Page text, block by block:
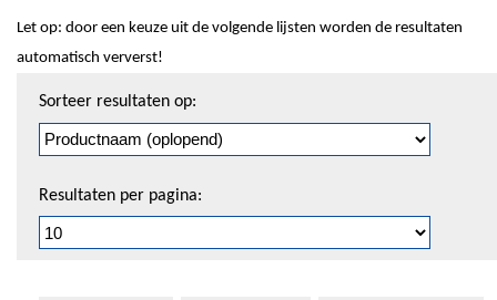
Let op: door een keuze uit de volgende lijsten worden de resultaten
automatisch ververst!
pagineren
Sorteer resultaten op:
Resultaten per pagina: